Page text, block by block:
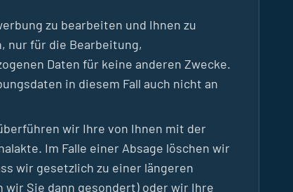
zu bearbeiten und Ihnen zu
nur für die Bearbeitung,
Daten für keine anderen Zwecke.
in diesem Fall auch nicht an
wir Ihre von Ihnen mit der
Im Falle einer Absage löschen wir
wir gesetzlich zu einer längeren
Sie dann gesondert) oder wir Ihre